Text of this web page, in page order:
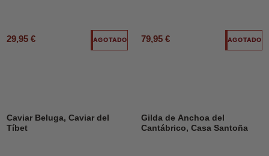
29,95 € AGOTADO 79,95 € AGOTADO
Caviar Beluga, Caviar del
Tíbet
Gilda de Anchoa del
Cantábrico, Casa Santoña